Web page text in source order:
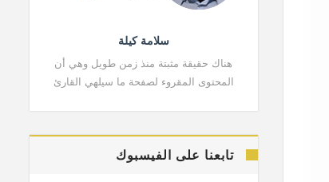
سلامة كيلة
هناك حقيقة مثبتة منذ زمن طويل وهي أن
المحتوى المقروء لصفحة ما سيلهي القارئ
تابعنا على الفيسبوك